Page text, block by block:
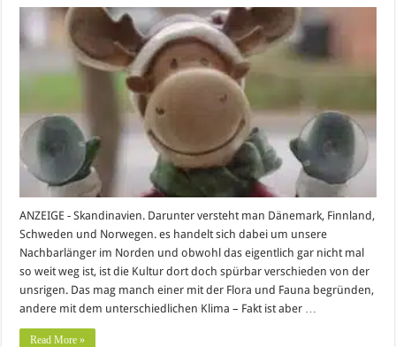
ANZEIGE - Skandinavien. Darunter versteht man Dänemark, Finnland,
Schweden und Norwegen. es handelt sich dabei um unsere
Nachbarlänger im Norden und obwohl das eigentlich gar nicht mal
so weit weg ist, ist die Kultur dort doch spürbar verschieden von der
unsrigen. Das mag manch einer mit der Flora und Fauna begründen,
andere mit dem unterschiedlichen Klima – Fakt ist aber …
Read More »